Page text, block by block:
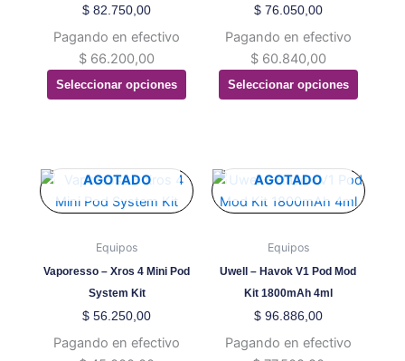
$ 82.750,00
Pagando en efectivo
$ 66.200,00
Seleccionar opciones
se
pueden
elegir
de
producto
$76.050,00
Pagando en efectivo
$60.840,00
Seleccionar opciones
se
pueden
elegir
de
producto
AGOTADO
Equipos
Vaporesso – Xros 4 Mini Pod
System Kit
$ 56.250,00
Pagando en efectivo
Este
producto
múltiples
variantes.
Las
opciones
pueden
AGOTADO
Equipos
Uwell – Havok V1 Pod Mod
Kit 1800mAh 4ml
$96.886,00
Pagando en efectivo
Este
producto
múltiples
variantes.
Las
opciones
pueden